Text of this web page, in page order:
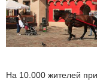
На 10.000 жителей